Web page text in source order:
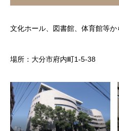
文化ホール、図書館、体育館等か
場所：大分市府内町1-5-38